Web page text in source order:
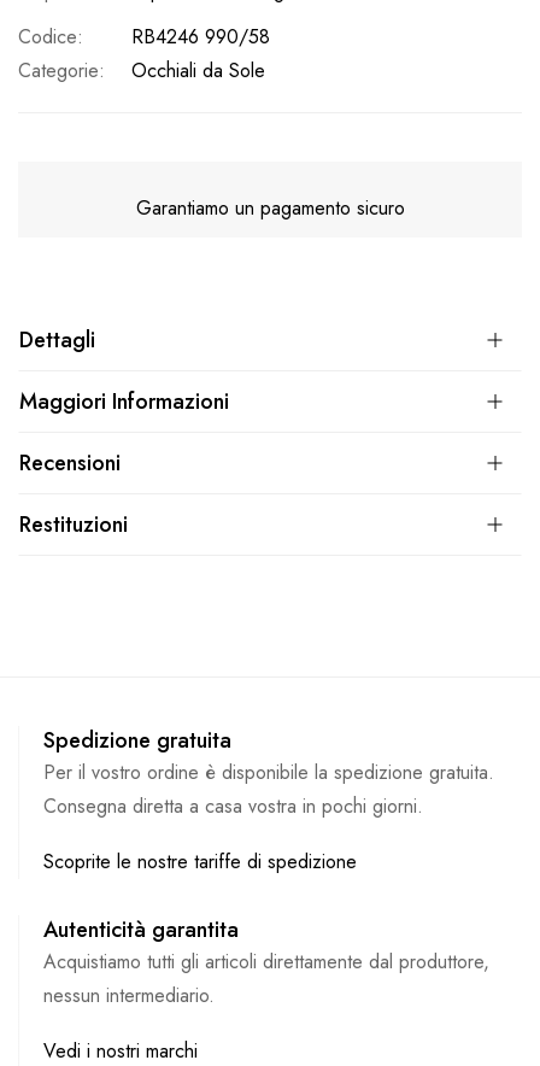
Codice
RB4246 990/58
Categorie:
Occhiali da Sole
Garantiamo un pagamento sicuro
Dettagli
Maggiori Informazioni
Recensioni
Restituzioni
Spedizione gratuita
Per il vostro ordine è disponibile la spedizione gratuita.
Consegna diretta a casa vostra in pochi giorni.
Scoprite le nostre tariffe di spedizione
Autenticità garantita
Acquistiamo tutti gli articoli direttamente dal produttore,
nessun intermediario.
Vedi i nostri marchi